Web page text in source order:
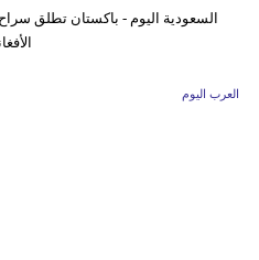
العرب اليوم